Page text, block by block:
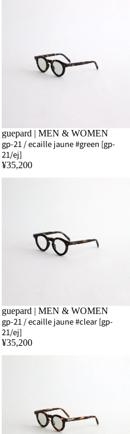
SOLD OUT
guepard | MEN & WOMEN
gp-21 / ecaille jaune #green [gp-
21/ej]
¥35,200
SOLD OUT
guepard | MEN & WOMEN
gp-21 / ecaille jaune #clear [gp-
21/ej]
¥35,200